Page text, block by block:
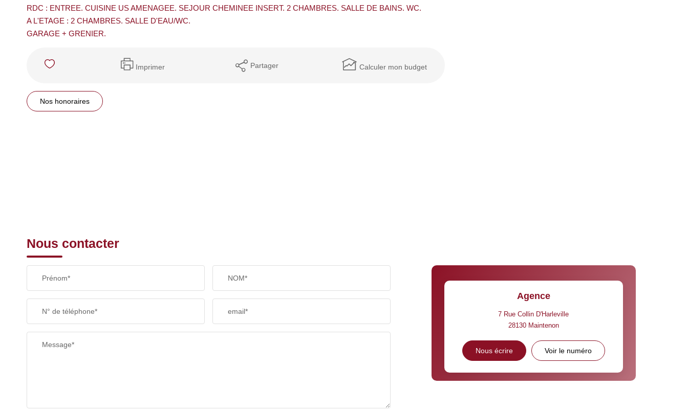
RDC : ENTREE. CUISINE US AMENAGEE. SEJOUR CHEMINEE INSERT. 2 CHAMBRES. SALLE DE BAINS. WC.
A L'ETAGE : 2 CHAMBRES. SALLE D'EAU/WC.
GARAGE + GRENIER.
Imprimer Partager Calculer mon budget
Nos honoraires
Nous contacter
Prénom* NOM*
N° de téléphone* email*
Message*
Agence
7 Rue Collin D'Harleville
28130 Maintenon
Nous écrire Voir le numéro